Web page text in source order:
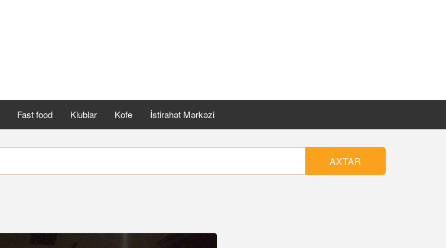
Fast food Klublar Kofe İstirahət Mərkəzi
AXTAR